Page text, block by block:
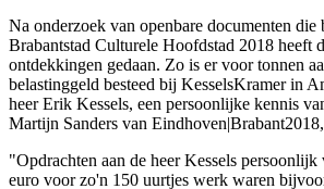
Na onderzoek van openbare documenten die
Brabantstad Culturele Hoofdstad 2018 heeft
ontdekkingen gedaan. Zo is er voor tonnen
belastinggeld besteed bij KesselsKramer in
heer Erik Kessels, een persoonlijke kennis
Martijn Sanders van
"Opdrachten aan de heer Kessels
euro voor zo'n 150 uurtjes werk waren